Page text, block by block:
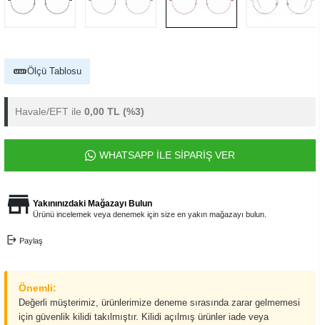
Ölçü Tablosu
Havale/EFT ile 0,00 TL (%3)
WHATSAPP İLE SİPARİŞ VER
Yakınınızdaki Mağazayı Bulun
Ürünü incelemek veya denemek için size en yakın mağazayı bulun.
Paylaş
Önemli:
Değerli müşterimiz, ürünlerimize deneme sırasında zarar gelmemesi
için güvenlik kilidi takılmıştır. Kilidi açılmış ürünler iade veya